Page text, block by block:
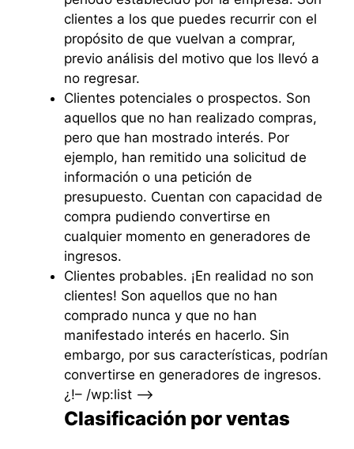
clientes a los que puedes recurrir con el
propósito de que vuelvan a comprar,
previo análisis del motivo que los llevó a
no regresar.
Clientes potenciales o prospectos. Son
aquellos que no han realizado compras,
pero que han mostrado interés. Por
ejemplo, han remitido una solicitud de
información o una petición de
presupuesto. Cuentan con capacidad de
compra pudiendo convertirse en
cualquier momento en generadores de
ingresos.
Clientes probables. ¡En realidad no son
clientes! Son aquellos que no han
comprado nunca y que no han
manifestado interés en hacerlo. Sin
embargo, por sus características, podrían
convertirse en generadores de ingresos.
¿!– /wp:list –>
Clasificación por ventas